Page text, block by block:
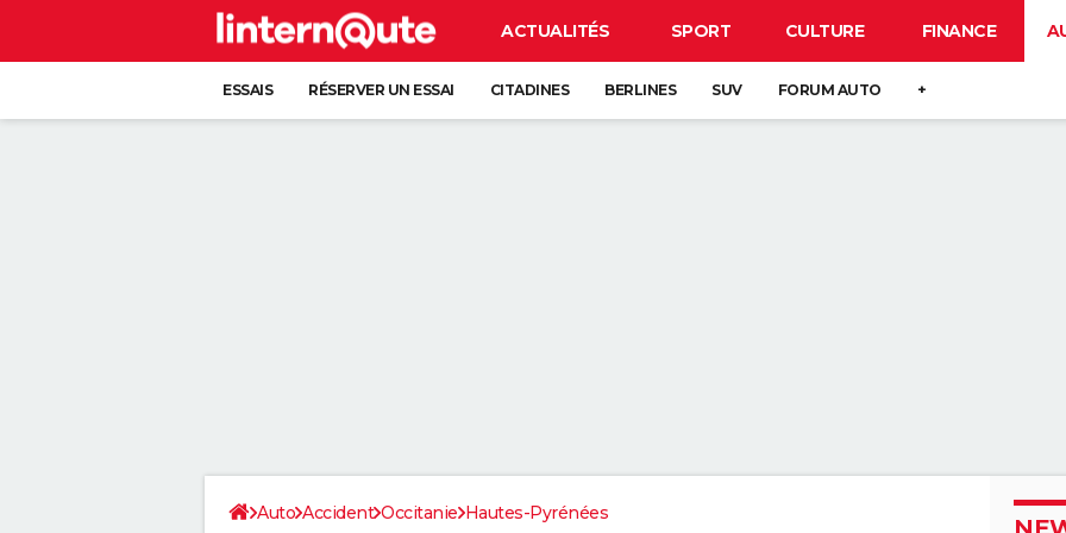
ACTUALITÉS SPORT CULTURE FINANCE
ESSAIS RÉSERVER UN ESSAI CITADINES BERLINES SUV FORUM AUTO +
Auto Accident Occitanie Hautes-Pyrénées